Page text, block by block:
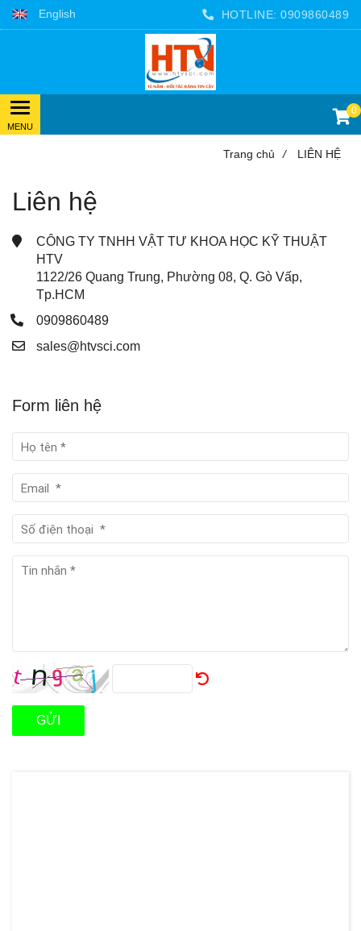
English HOTLINE: 0909860489
0
Trang chủ / LIÊN HỆ
Liên hệ
CÔNG TY TNHH VẬT TƯ KHOA HỌC KỸ THUẬT
HTV
1122/26 Quang Trung, Phường 08, Q. Gò Vấp,
Tp.HCM
0909860489
sales@htvsci.com
Form liên hệ
GỬI